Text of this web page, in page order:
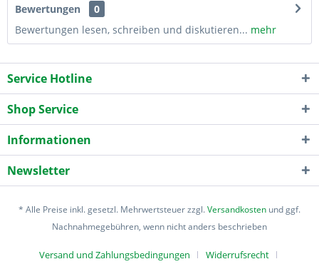
Bewertungen
0
Bewertungen lesen, schreiben und diskutieren... mehr
Service Hotline
Shop Service
Informationen
Newsletter
* Alle Preise inkl. gesetzl. Mehrwertsteuer zzgl.Versandkosten und ggf.
Nachnahmegebühren, wenn nicht anders beschrieben
Versand und Zahlungsbedingungen Widerrufsrecht